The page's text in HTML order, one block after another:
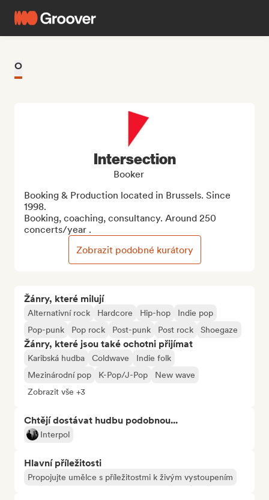
O
Žánry, které milují
Alternativní rock Hardcore Hip-hop
Indie pop
Pop-punk
Pop rock Post-punk Post rock Shoegaze
Žánry, které jsou také ochotni přijímat
Karibská hudba Coldwave
Indie folk
Mezinárodní pop
K-Pop/J-Pop
New wave
Zobrazit vše +3
Chtějí dostávat hudbu podobnou...
Interpol
Hlavní příležitosti
Propojujte umělce s příležitostmi k živým vystoupením
Intersection
Booker
Booking & Production located in Brussels. Since
1998.
Booking, coaching, consultancy. Around 250
concerts/year .
Zobrazit podobné kurátory